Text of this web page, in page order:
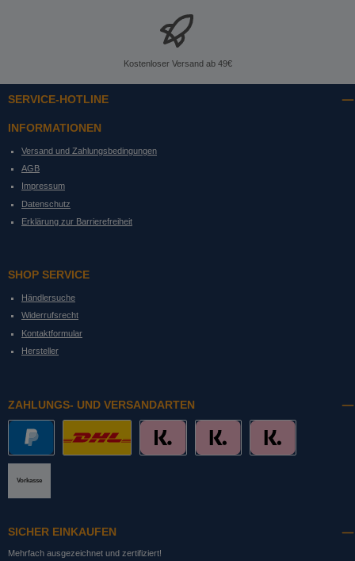
Kostenloser Versand ab 49€
SERVICE-HOTLINE
INFORMATIONEN
Versand und Zahlungsbedingungen
AGB
Impressum
Datenschutz
Erklärung zur Barrierefreiheit
SHOP SERVICE
Händlersuche
Widerrufsrecht
Kontaktformular
Hersteller
ZAHLUNGS- UND VERSANDARTEN
Vorkasse
SICHER EINKAUFEN
Mehrfach ausgezeichnet und zertifiziert!